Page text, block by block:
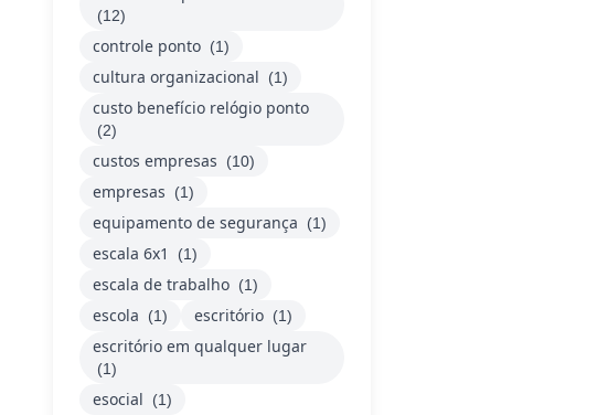
(12)
controle ponto (1)
cultura organizacional (1)
custo benefício relógio ponto
(2)
custos empresas (10)
empresas (1)
equipamento de segurança (1)
escala 6x1 (1)
escala de trabalho (1)
escola (1) escritório (1)
escritório em qualquer lugar
(1)
esocial (1)